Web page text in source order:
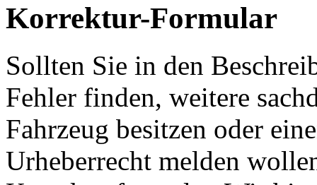
Korrektur-Formular
Sollten Sie in den
Fehler finden, weitere
Fahrzeug besitzen oder
Urheberrecht melden